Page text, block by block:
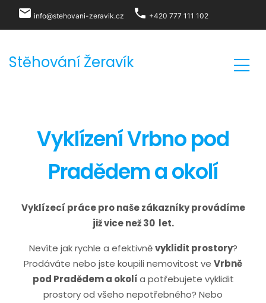
Stěhování Žeravík
Vyklízení Vrbno pod
Pradědem a okolí
Vyklízecí práce pro naše zákazníky provádíme
již vice než 30 let.
Nevíte jak rychle a efektivněvyklidit prostory?
Prodáváte nebo jste koupili nemovitost ve Vrbně
pod Pradědem a okolía potřebujete vyklidit
prostory od všeho nepotřebného? Nebo
local_post_office info@stehovani-zeravik.cz phone +420 777 111 102